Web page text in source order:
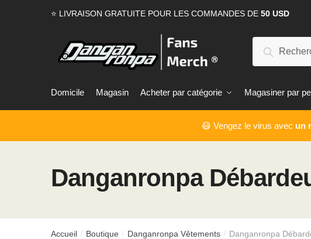
⭐ LIVRAISON GRATUITE POUR LES COMMANDES DE 50 USD
Domicile Magasin Acheter par catégorie Magasiner par
😷 Vengez le virus avec un
Danganronpa
Accueil / Boutique / Danganronpa Vêtements / Danganronpa